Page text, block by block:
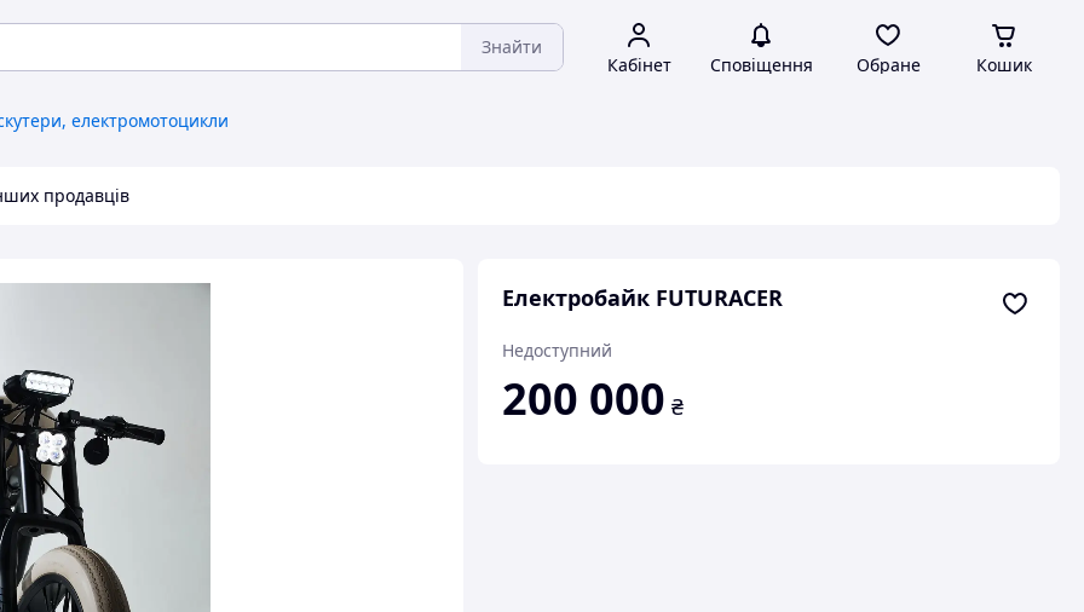
Знайти
Кабінет Сповіщення Обране Кошик
електромотоцикли
продавців
Електробайк FUTURACER
Недоступний
200 000 ₴